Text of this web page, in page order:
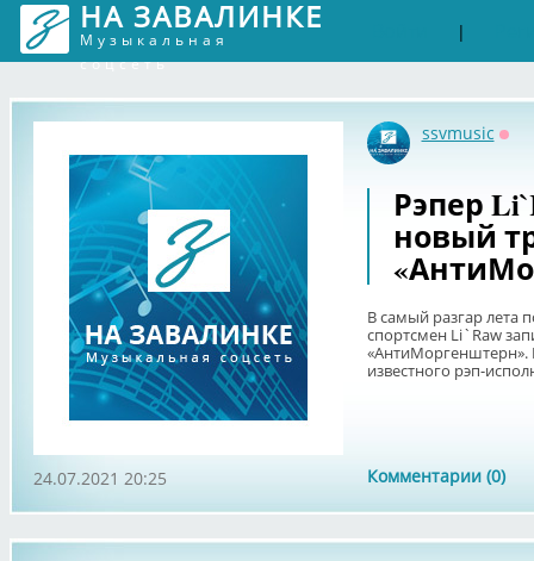
НА ЗАВАЛИНКЕ
Музыкальная
соцсеть
|
ssvmusic
Рэпер
новый
В самый разгар лета
спортсмен Li`Raw
«АнтиМоргенштерн».
известного рэп-
Комментарии (0)
24.07.2021 20:25